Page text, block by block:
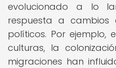
evolucionado a lo
respuesta a cambios
políticos. Por ejemplo,
culturas, la
migraciones han